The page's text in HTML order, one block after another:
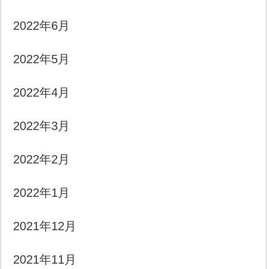
2022年6月
2022年5月
2022年4月
2022年3月
2022年2月
2022年1月
2021年12月
2021年11月